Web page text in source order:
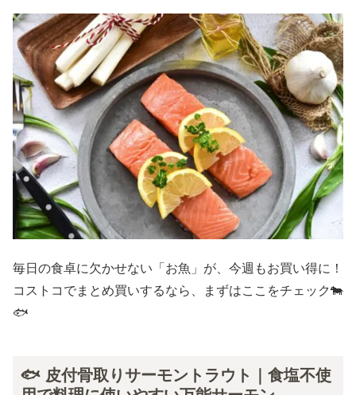
毎日の食卓に欠かせない「お魚」が、今週もお買い得に！
コストコでまとめ買いするなら、まずはここをチェック🐄
🐟
🐟 皮付骨取りサーモントラウト｜食塩不使